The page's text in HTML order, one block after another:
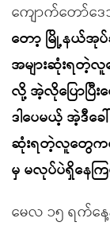
ကျောက်တော်ဒေ
တော့ မြို့နယ်အုပ်
အများဆုံးရတဲ့
လို့ အဲ့လိုပြောပ
ဒါပေမယ့် အဲ့ဒီခေ
ဆုံးရတဲ့လူတွေ
မှ မလုပ်ပဲရှိနေက
မေလ ၁၅ ရက်န